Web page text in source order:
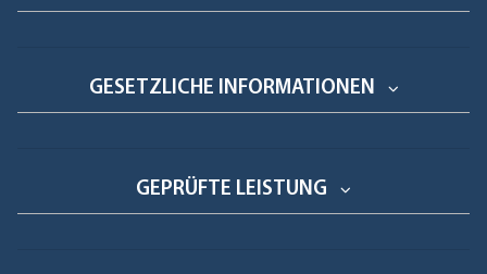
GESETZLICHE INFORMATIONEN
GEPRÜFTE LEISTUNG